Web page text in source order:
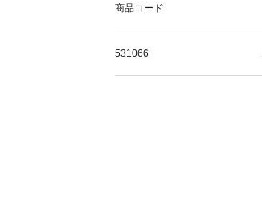
商品コード
531066